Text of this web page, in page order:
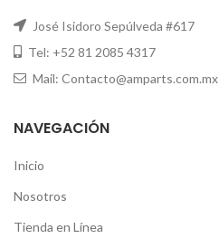
José Isidoro Sepúlveda #617
Tel: +52 81 2085 4317
Mail: Contacto@amparts.com.mx
NAVEGACIÓN
Inicio
Nosotros
Tienda en Línea